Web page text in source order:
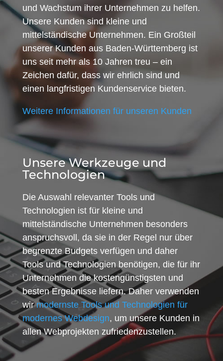
und Wachstum ihrer Unternehmen zu helfen.
Unsere Kunden sind kleine und
mittelständische Unternehmen. Ein Großteil
unserer Kunden aus Baden-Württemberg ist
uns seit mehr als 10 Jahren treu – ein
Zeichen dafür, dass wir ehrlich sind und
einen langfristigen Kundenservice bieten.
Weitere Informationen für unseren Kunden
Unsere Werkzeuge und
Technologien
Die Auswahl relevanter Tools und
Technologien ist für kleine und
mittelständische Unternehmen besonders
anspruchsvoll, da sie in der Regel nur über
begrenzte Budgets verfügen und daher
Tools und Technologien benötigen, die für ihr
Unternehmen die kostengünstigsten und
besten Ergebnisse liefern. Daher verwenden
wirmodernste Tools und Technologien für
modernes Webdesign, um unsere Kunden in
allen Webprojekten zufriedenzustellen.